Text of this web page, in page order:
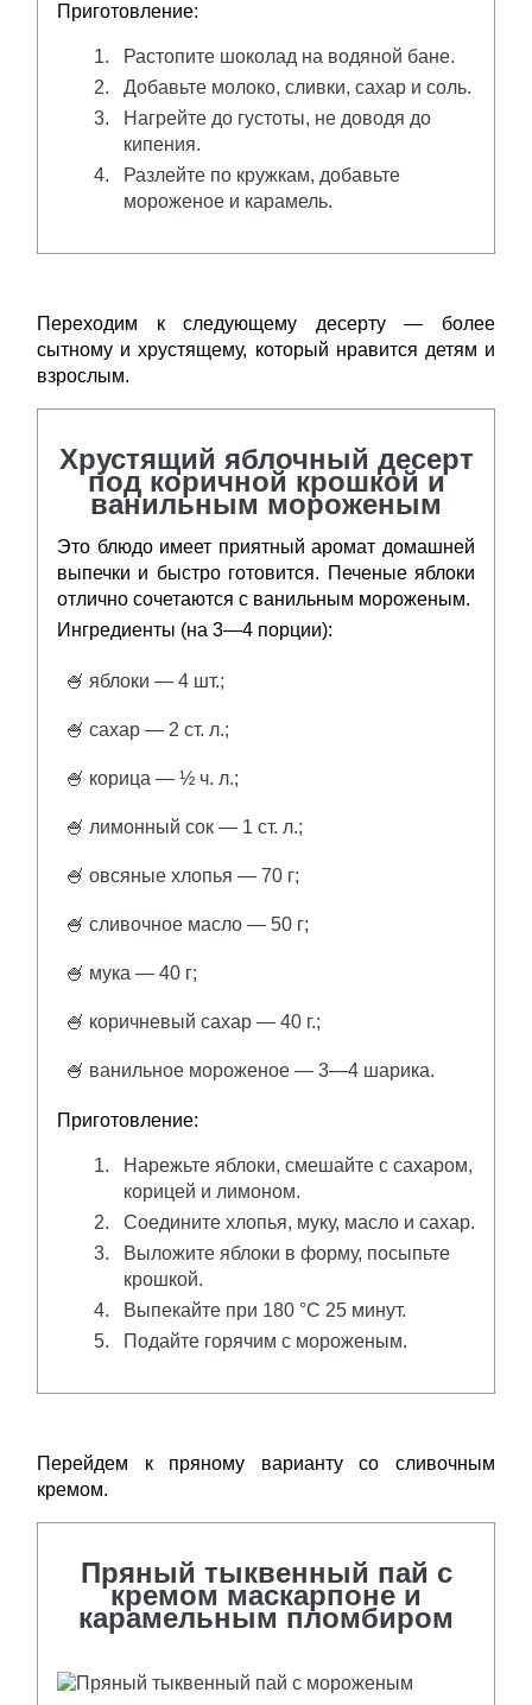
Приготовление:
Растопите шоколад на водяной бане.
Добавьте молоко, сливки, сахар и соль.
Нагрейте до густоты, не доводя до
кипения.
Разлейте по кружкам, добавьте
мороженое и карамель.
Переходим к следующему десерту — более
сытному и хрустящему, который нравится детям и
взрослым.
Хрустящий яблочный десерт
под коричной крошкой и
ванильным мороженым
Это блюдо имеет приятный аромат домашней
выпечки и быстро готовится. Печеные яблоки
отлично сочетаются с ванильным мороженым.
Ингредиенты (на 3—4 порции):
🍧 яблоки — 4 шт.;
🍧 сахар — 2 ст. л.;
🍧 корица — ½ ч. л.;
🍧 лимонный сок — 1 ст. л.;
🍧 овсяные хлопья — 70 г;
🍧 сливочное масло — 50 г;
🍧 мука — 40 г;
🍧 коричневый сахар — 40 г.;
🍧 ванильное мороженое — 3—4 шарика.
Приготовление:
Нарежьте яблоки, смешайте с сахаром,
корицей и лимоном.
Соедините хлопья, муку, масло и сахар.
Выложите яблоки в форму, посыпьте
крошкой.
Выпекайте при 180 °C 25 минут.
Подайте горячим с мороженым.
Перейдем к пряному варианту со сливочным
кремом.
Пряный тыквенный пай с
кремом маскарпоне и
карамельным пломбиром